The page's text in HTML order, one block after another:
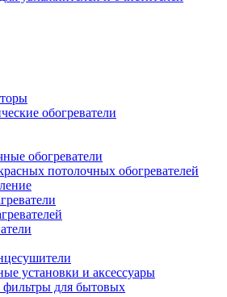
обогреватели
обогреватели
потолочных обогревателей
установки и аксессуары
для бытовых